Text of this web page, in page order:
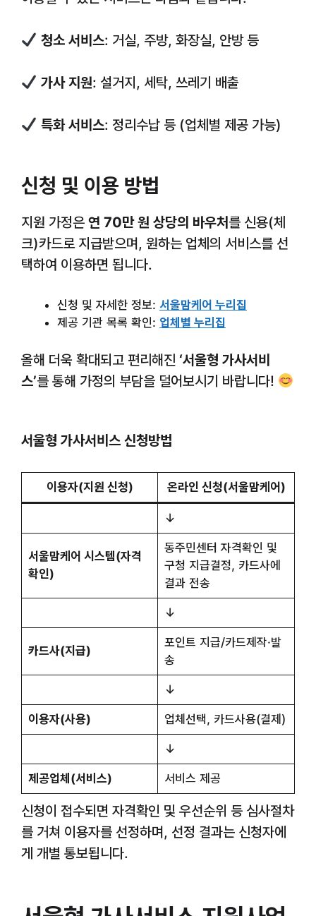
청소 서비스: 거실, 주방, 화장실, 안방 등
가사 지원: 설거지, 세탁, 쓰레기 배출
특화 서비스: 정리수납 등 (업체별 제공 가능)
신청 및 이용 방법
지원 가정은 연 70만 원 상당의 바우처를 신용(체
크)카드로 지급받으며, 원하는 업체의 서비스를 선
택하여 이용하면 됩니다.
신청 및 자세한 정보: 서울맘케어 누리집
제공 기관 목록 확인: 업체별 누리집
올해 더욱 확대되고 편리해진 ‘서울형 가사서비
스’를 통해 가정의 부담을 덜어보시기 바랍니다!
서울형 가사서비스 신청방법
이용자(지원 신청) 온라인 신청(서울맘케어)
↓
서울맘케어 시스템(자격
확인)
동주민센터 자격확인 및
구청 지급결정, 카드사에
결과 전송
↓
카드사(지급)
포인트 지급/카드제작·발
송
↓
이용자(사용) 업체선택, 카드사용(결제)
↓
제공업체(서비스) 서비스 제공
신청이 접수되면 자격확인 및 우선순위 등 심사절차
를 거쳐 이용자를 선정하며, 선정 결과는 신청자에
게 개별 통보됩니다.